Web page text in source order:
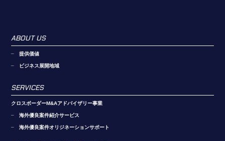
ABOUT US
提供価値
ビジネス展開地域
SERVICES
クロスボーダーM&Aアドバイザリー事業
海外優良案件紹介サービス
海外優良案件オリジネーションサポート